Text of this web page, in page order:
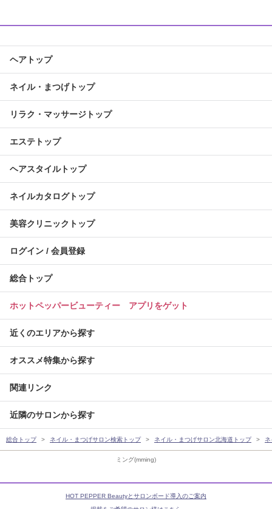
ミング(mming)
ヘアトップ
ネイル・まつげトップ
リラク・マッサージトップ
エステトップ
ヘアスタイルトップ
ネイルカタログトップ
美容クリニックトップ
ログイン / 会員登録
総合トップ
ホットペッパービューティー アプリをゲット
近くのエリアから探す
オススメ特集から探す
関連リンク
近隣のサロンから探す
総合トップ ネイル・まつげサロン検索トップ ネイル・まつげサロン北海道トップ
HOT PEPPER Beautyとサロンボード導入のご案内